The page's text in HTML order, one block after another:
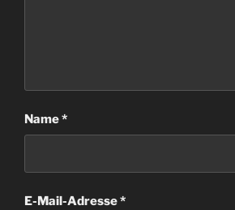
Name*
E-Mail-Adresse*